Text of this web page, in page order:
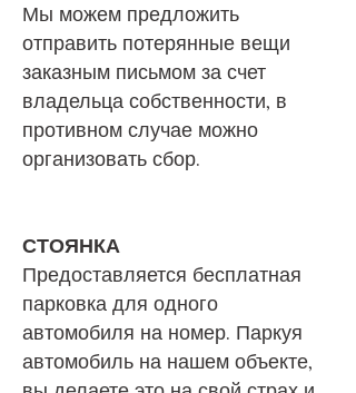
Мы можем предложить
отправить потерянные вещи
заказным письмом за счет
владельца собственности, в
противном случае можно
организовать сбор.
СТОЯНКА
Предоставляется бесплатная
парковка для одного
автомобиля на номер. Паркуя
автомобиль на нашем объекте,